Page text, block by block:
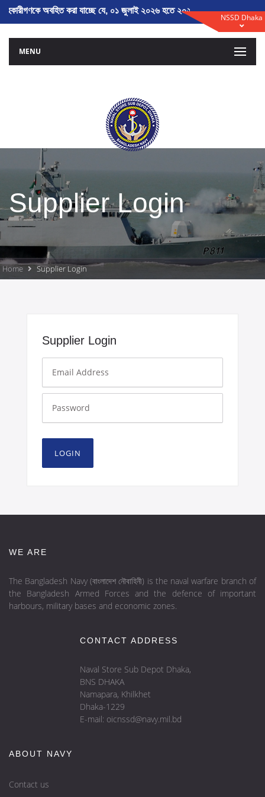
অবহিত করা যাচ্ছে যে, ০১ জুলাই ২০২৬ হতে ২০২৬-২০২৭ অর্থ
NSSD Dhaka
MENU
Supplier Login
Home Supplier Login
Supplier Login
LOGIN
WE ARE
The Bangladesh Navy (বাংলাদেশ নৌবাহিনী) is the naval warfare branch of
the Bangladesh Armed Forces and the defence of important
harbours, military bases and economic zones.
CONTACT ADDRESS
Naval Store Sub Depot Dhaka,
BNS DHAKA
Namapara, Khilkhet
Dhaka-1229
E-mail: oicnssd@navy.mil.bd
ABOUT NAVY
Contact us